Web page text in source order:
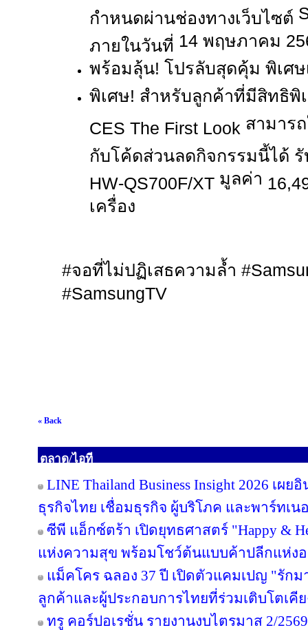
กำหนดผ่านช่องทางเว็บไซต์
ภายในวันที่ 14 พฤษภาคม
พร้อมลุ้น! โปรลับสุดคุ้ม พิเศษ
พิเศษ! สำหรับลูกค้าที่มีสิทธิพิ
CES The First Look สามาร
กับโค้ดส่วนลดกิจกรรมนี้ได้
HW-QS700F/XT มูลค่า
เครื่อง
#จอที่ไม่ปฏิเสธความล้ำ
#SamsungTV
« Back
ตลาด/ไอที
LINE Thailand Business Insight 2026 เผ
ธุรกิจไทย เชื่อมธุรกิจ ผู้บริโภค และพาร์ทเน
ซีพี แอ็กซ์ตร้า เปิดยุทธศาสตร์ "Happy &
แห่งความสุข พร้อมโชว์ต้นแบบค้าปลีกแห่ง
แม็คโคร ฉลอง 37 ปี เปิดตัวแคมเปญ "รั
ลูกค้าและผู้ประกอบการไทยที่ร่วมเติบโตเคี
ทรู คอร์ปอเรชั่น รายงานงบไตรมาส 2/